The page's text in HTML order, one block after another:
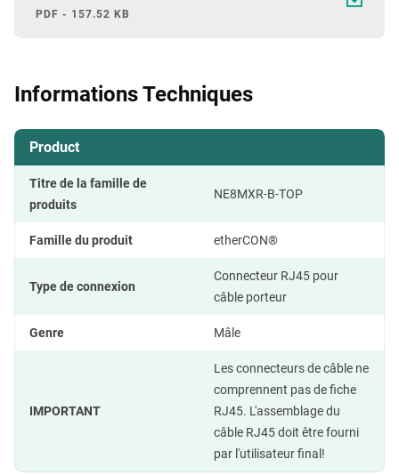
PDF - 157.52 KB
Informations Techniques
Product
Titre de la famille de
produits
NE8MXR-B-TOP
Famille du produit etherCON®
Type de connexion
Connecteur RJ45 pour
câble porteur
Genre Mâle
IMPORTANT
Les connecteurs de câble ne
comprennent pas de fiche
RJ45. L'assemblage du
câble RJ45 doit être fourni
par l'utilisateur final!